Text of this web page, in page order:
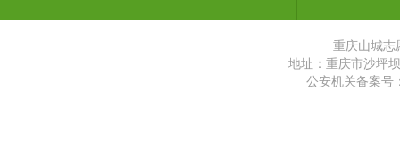
重庆山城
地址：重庆市沙坪
公安机关备案号